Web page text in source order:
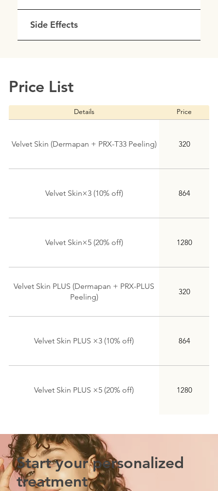
Side Effects
Price List
Details Price
Velvet Skin (Dermapan + PRX-T33 Peeling) 320
Velvet Skin×3 (10% off) 864
Velvet Skin×5 (20% off) 1280
Velvet Skin PLUS (Dermapan + PRX-PLUS
Peeling)
320
Velvet Skin PLUS ×3 (10% off) 864
Velvet Skin PLUS ×5 (20% off) 1280
Start your personalized
treatment